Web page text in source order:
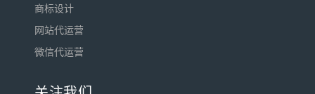
商标设计
网站代运营
微信代运营